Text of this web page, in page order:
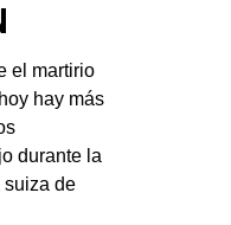
el martirio
hay más
durante la
suiza de